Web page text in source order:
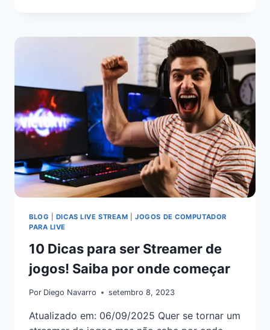
BLOG DICAS LIVE STREAM |JOGOS DE COMPUTADOR
PARA LIVE
10 Dicas para ser Streamer de
jogos! Saiba por onde começar
Por Diego Navarro setembro 8, 2023
Atualizado em: 06/09/2025 Quer se tornar um